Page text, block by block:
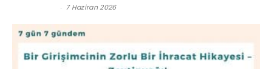
- 7 Haziran 2026